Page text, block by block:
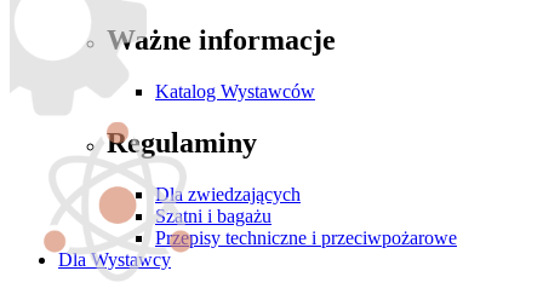
Ważne informacje
Katalog Wystawców
Regulaminy
Dla zwiedzających
Szatni i bagażu
Przepisy techniczne i przeciwpożarowe
Dla Wystawcy